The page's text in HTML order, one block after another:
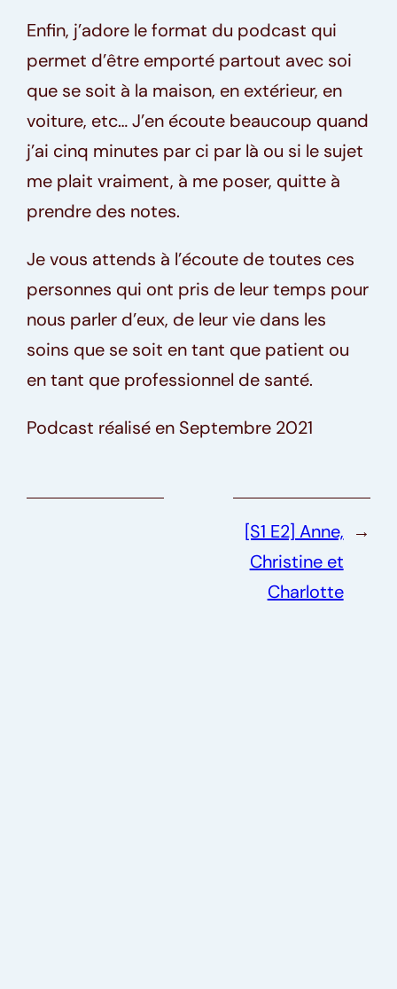
Enfin, j’adore le format du podcast qui
permet d’être emporté partout avec soi
que se soit à la maison, en extérieur, en
voiture, etc… J’en écoute beaucoup quand
j’ai cinq minutes par ci par là ou si le sujet
me plait vraiment, à me poser, quitte à
prendre des notes.
Je vous attends à l’écoute de toutes ces
personnes qui ont pris de leur temps pour
nous parler d’eux, de leur vie dans les
soins que se soit en tant que patient ou
en tant que professionnel de santé.
Podcast réalisé en Septembre 2021
→
[S1 E2] Anne,
Christine et
Charlotte